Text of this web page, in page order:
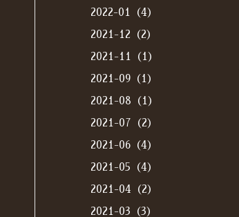
2022-01（4）
2021-12（2）
2021-11（1）
2021-09（1）
2021-08（1）
2021-07（2）
2021-06（4）
2021-05（4）
2021-04（2）
2021-03（3）